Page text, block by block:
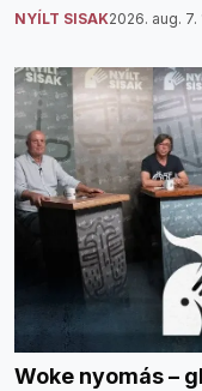
NYÍLT SISAK2026. aug. 7.
Woke nyomás –